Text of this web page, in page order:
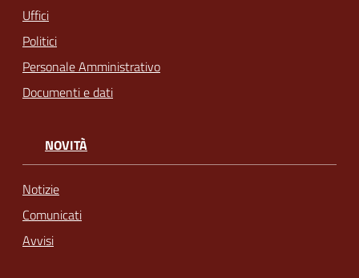
Uffici
Politici
Personale Amministrativo
Documenti e dati
NOVITÀ
Notizie
Comunicati
Avvisi